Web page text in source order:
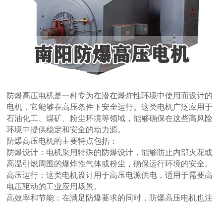
防爆高压电机是一种专为在潜在爆炸性环境中使用而设计的
电机，它能够在高压条件下安全运行。这类电机广泛应用于
石油化工、煤矿、粉尘环境等领域，能够确保在这些高风险
环境中提供稳定和安全的动力源。
防爆高压电机的主要特点包括：
防爆设计：电机采用特殊的防爆设计，能够防止内部火花或
高温引燃周围的爆炸性气体或粉尘，确保运行环境的安全。
高压运行：这类电机设计用于高压电源供电，适用于需要高
电压驱动的工业应用场景。
高效率和节能：在满足防爆要求的同时，防爆高压电机也注